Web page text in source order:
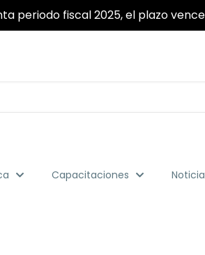
periodo fiscal 2025, el plazo
Capacitaciones